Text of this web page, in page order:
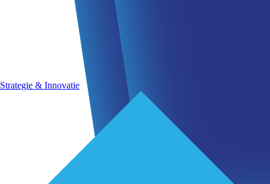
Strategie & Innovatie